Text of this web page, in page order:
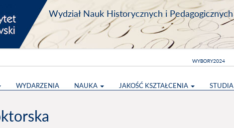
Wydział Nauk Historycznych i Pedagogicznych
WYDARZENIA NAUKA JAKOŚĆ KSZTAŁCENIA STUDIA
WYBORY2024